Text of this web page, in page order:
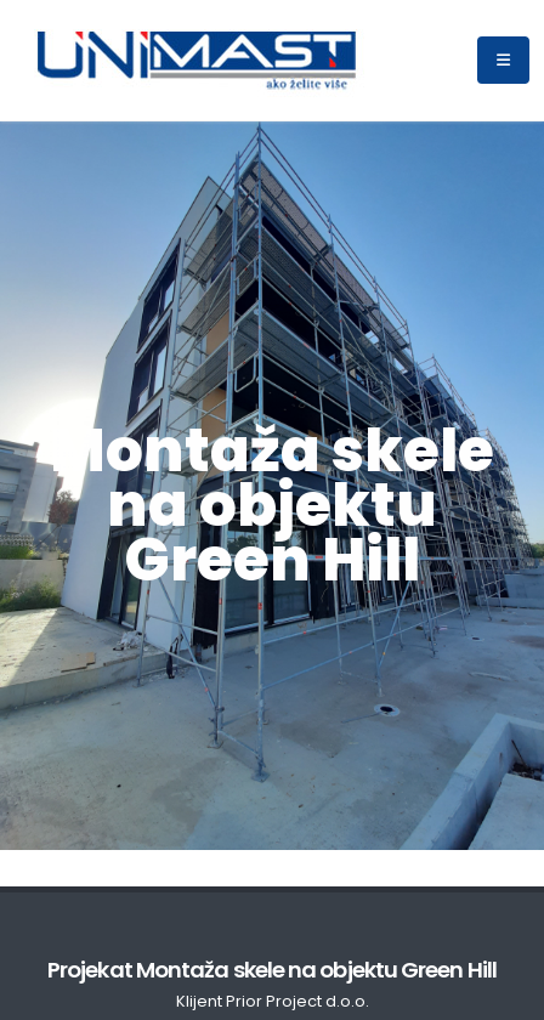
Montaža skele
na objektu
Green Hill
Projekat Montaža skele na objektu Green Hill
Klijent Prior Project d.o.o.